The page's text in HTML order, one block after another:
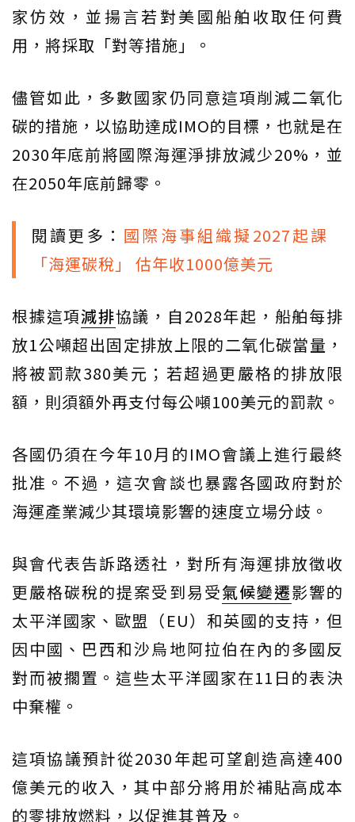
家仿效，並揚言若對美國船舶收取任何費
用，將採取「對等措施」。
儘管如此，多數國家仍同意這項削減二氧化
碳的措施，以協助達成IMO的目標，也就是在
2030年底前將國際海運淨排放減少20%，並
在2050年底前歸零。
閱讀更多： 國際海事組織擬2027起課
「海運碳稅」 估年收1000億美元
根據這項減排協議，自2028年起，船舶每排
放1公噸超出固定排放上限的二氧化碳當量，
將被罰款380美元；若超過更嚴格的排放限
額，則須額外再支付每公噸100美元的罰款。
各國仍須在今年10月的IMO會議上進行最終
批准。不過，這次會談也暴露各國政府對於
海運產業減少其環境影響的速度立場分歧。
與會代表告訴路透社，對所有海運排放徵收
更嚴格碳稅的提案受到易受氣候變遷影響的
太平洋國家、歐盟（EU）和英國的支持，但
因中國、巴西和沙烏地阿拉伯在內的多國反
對而被擱置。這些太平洋國家在11日的表決
中棄權。
這項協議預計從2030年起可望創造高達400
億美元的收入，其中部分將用於補貼高成本
的零排放燃料，以促進其普及。